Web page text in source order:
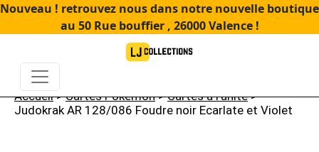
Nouveau ! retrouvez nous dans notre nouvelle boutique
au 50 Rue bouffier , 26000 Valence !
Accueil>Cartes Pokémon>Cartes à l'unité>
Judokrak AR 128/086 Foudre noir Ecarlate et Violet